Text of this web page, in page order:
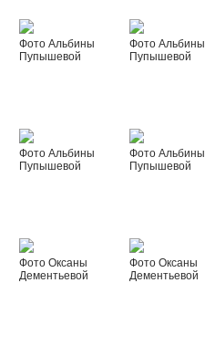
Фото Альбины
Пупышевой
Фото Альбины
Пупышевой
Фото Альбины
Пупышевой
Фото Альбины
Пупышевой
Фото Оксаны
Дементьевой
Фото Оксаны
Дементьевой